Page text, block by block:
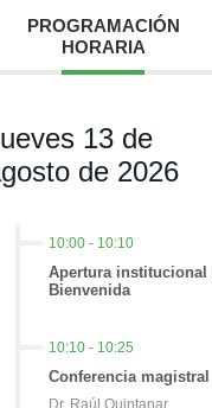
PROGRAMACIÓN
HORARIA
13 de
de 2026
10:00 - 10:10
Apertura institucional |
Bienvenida
10:10 - 10:25
Conferencia magistral
Dr. Raúl Quintanar